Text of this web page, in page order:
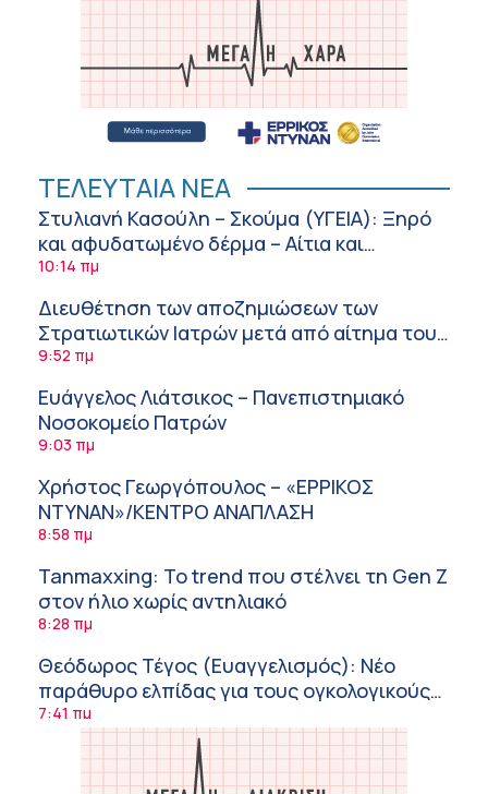
ΤΕΛΕΥΤΑΙΑ ΝΕΑ
Στυλιανή Κασούλη – Σκούμα (ΥΓΕΙΑ): Ξηρό
και αφυδατωμένο δέρμα – Αίτια και
αντιμετώπιση
10:14 πμ
Διευθέτηση των αποζημιώσεων των
Στρατιωτικών Ιατρών μετά από αίτημα του
ΙΣΑ
9:52 πμ
Ευάγγελος Λιάτσικος – Πανεπιστημιακό
Νοσοκομείο Πατρών
9:03 πμ
Χρήστος Γεωργόπουλος – «ΕΡΡΙΚΟΣ
ΝΤΥΝΑΝ»/ΚΕΝΤΡΟ ΑΝΑΠΛΑΣΗ
8:58 πμ
Tanmaxxing: To trend που στέλνει τη Gen Z
στον ήλιο χωρίς αντηλιακό
8:28 πμ
Θεόδωρος Τέγος (Ευαγγελισμός): Νέο
παράθυρο ελπίδας για τους ογκολογικούς
ασθενείς μέσω κλινικών δοκιμών
7:41 πμ
Ασφάλεια στο νερό: 8 χρήσιμες οδηγίες
από τον Ελληνικό Ερυθρό Σταυρό